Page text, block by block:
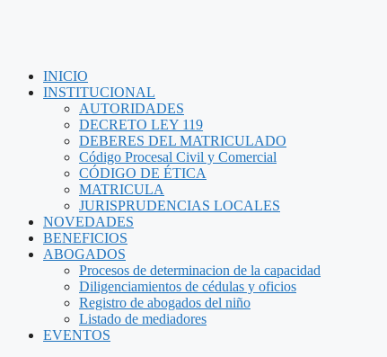
INICIO
INSTITUCIONAL
AUTORIDADES
DECRETO LEY 119
DEBERES DEL MATRICULADO
Código Procesal Civil y Comercial
CÓDIGO DE ÉTICA
MATRICULA
JURISPRUDENCIAS LOCALES
NOVEDADES
BENEFICIOS
ABOGADOS
Procesos de determinacion de la capacidad
Diligenciamientos de cédulas y oficios
Registro de abogados del niño
Listado de mediadores
EVENTOS